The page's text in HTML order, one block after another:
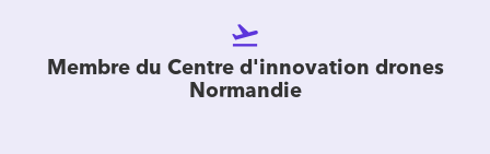
flight_takeoff
Membre du Centre d'innovation drones
Normandie